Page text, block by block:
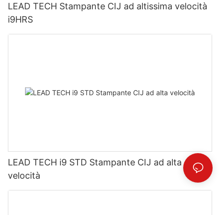
LEAD TECH Stampante CIJ ad altissima velocità
i9HRS
LEAD TECH i9 STD Stampante CIJ ad alta
velocità